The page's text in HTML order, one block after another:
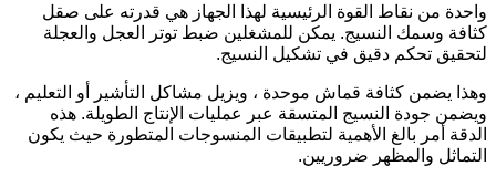
واحدة من نقاط القوة الرئيسية لهذا الجهاز هي قدرته على صقل
كثافة وسمك النسيج. يمكن للمشغلين ضبط توتر العجل والعجلة
لتحقيق تحكم دقيق في تشكيل النسيج.
وهذا يضمن كثافة قماش موحدة ، ويزيل مشاكل التأشير أو التعليم ،
ويضمن جودة النسيج المتسقة عبر عمليات الإنتاج الطويلة. هذه
الدقة أمر بالغ الأهمية لتطبيقات المنسوجات المتطورة حيث يكون
التماثل والمظهر ضروريين.